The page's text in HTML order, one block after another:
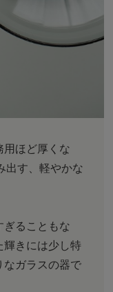
用ほど厚くな
出す、軽やかな
ることもな
輝きには少し特
なガラスの器で